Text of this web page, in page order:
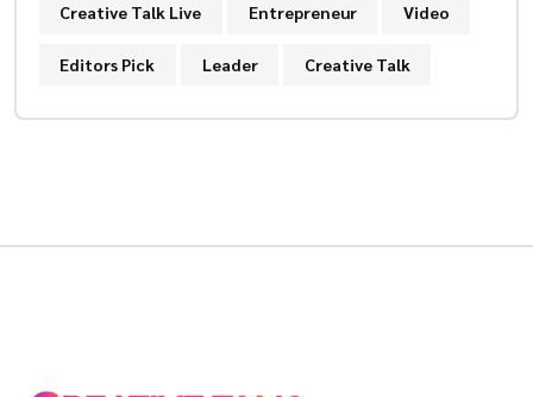
Creative Talk Live Entrepreneur Video
Editors Pick Leader Creative Talk